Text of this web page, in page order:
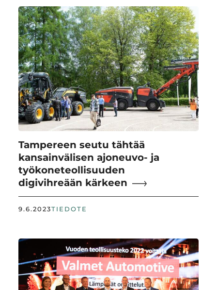
Tampereen seutu tähtää
kansainvälisen ajoneuvo- ja
työkoneteollisuuden
digivihreään kärkeen
9.6.2023TIEDOTE